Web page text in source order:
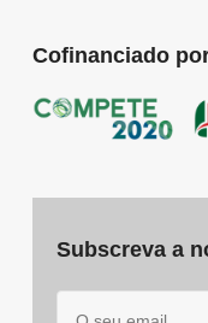
Cofinanciado
Subscreva a